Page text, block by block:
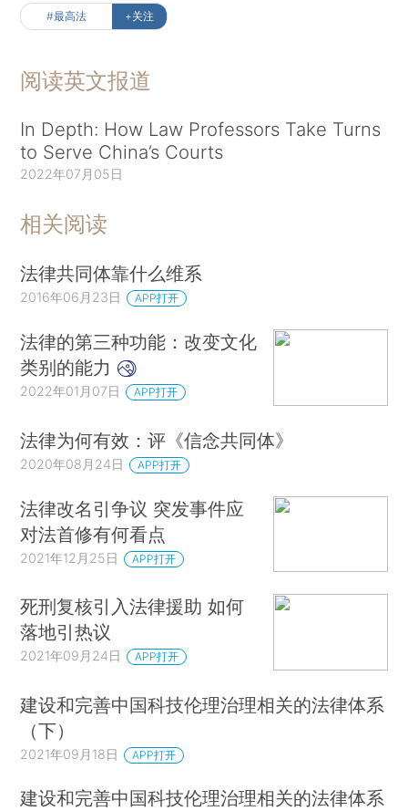
#最高法 +关注
阅读英文报道
In Depth: How Law Professors Take Turns
to Serve China’s Courts
2022年07月05日
相关阅读
法律共同体靠什么维系
2016年06月23日 APP打开
法律的第三种功能：改变文化
类别的能力
2022年01月07日 APP打开
法律为何有效：评《信念共同体》
2020年08月24日 APP打开
法律改名引争议 突发事件应
对法首修有何看点
2021年12月25日 APP打开
死刑复核引入法律援助 如何
落地引热议
2021年09月24日 APP打开
建设和完善中国科技伦理治理相关的法律体系
（下）
2021年09月18日 APP打开
建设和完善中国科技伦理治理相关的法律体系